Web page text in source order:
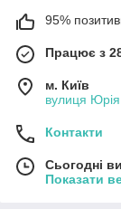
95%
Працює з
м. Київ
вулиця Юрія
Контакти
Сьогодні
Показати